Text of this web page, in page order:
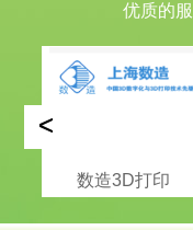
优质的
数造3D打印
<